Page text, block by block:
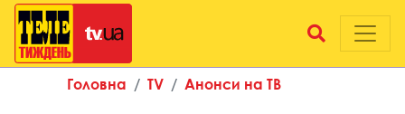
Головна TV Анонси на ТВ